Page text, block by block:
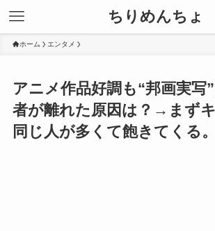
ちりめんちょ
ホーム エンタメ
アニメ作品好調も“邦画実
者が離れた原因は？→まず
同じ人が多くて飽きてくる。